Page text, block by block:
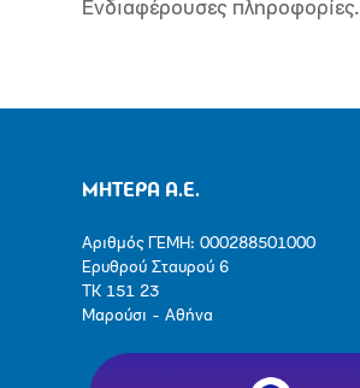
Ενδιαφέρουσες πληροφορίες.
ΜΗΤΕΡΑ Α.Ε.
Αριθμός ΓΕΜΗ: 000288501000
Ερυθρού Σταυρού 6
ΤΚ 151 23
Μαρούσι - Αθήνα